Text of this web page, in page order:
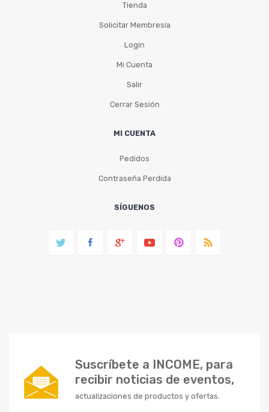
Tienda
Solicitar Membresía
Login
Mi Cuenta
Salir
Cerrar Sesión
MI CUENTA
Pedidos
Contraseña Perdida
SÍGUENOS
Suscríbete a INCOME, para
recibir noticias de eventos,
actualizaciones de productos y ofertas.